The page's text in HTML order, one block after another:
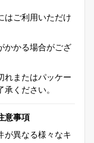
はご利用いただけ
かかる場合がござ
れまたはパッケー
ください。
意事項
が異なる様々なキ